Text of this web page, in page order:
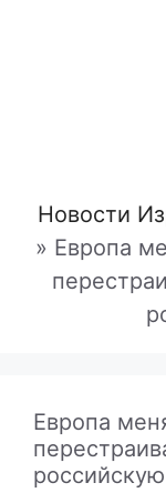
Новости
» Европа
Европа